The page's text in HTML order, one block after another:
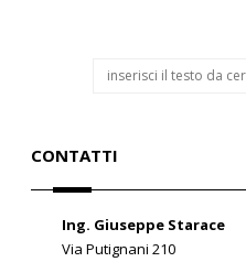
CONTATTI
Ing. Giuseppe Starace
Via Putignani 210